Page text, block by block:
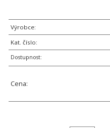
Výrobce:
Kat. číslo:
Dostupnost:
Cena: